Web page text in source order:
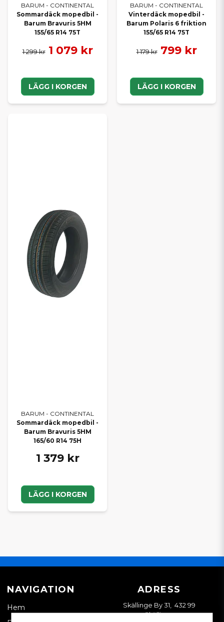
BARUM - CONTINENTAL
Sommardäck mopedbil -
Barum Bravuris 5HM
155/65 R14 75T
1 299 kr 1 079 kr
LÄGG I KORGEN
BARUM - CONTINENTAL
Vinterdäck mopedbil -
Barum Polaris 6 friktion
155/65 R14 75T
1 179 kr 799 kr
LÄGG I KORGEN
BARUM - CONTINENTAL
Sommardäck mopedbil -
Barum Bravuris 5HM
165/60 R14 75H
1 379 kr
LÄGG I KORGEN
NAVIGATION
Hem
ADRESS
Skällinge By 31, 432 99
Skällinge